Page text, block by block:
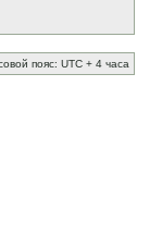
пояс: UTC + 4 часа